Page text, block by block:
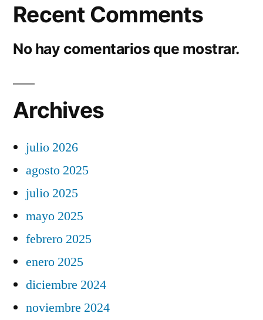
Recent Comments
No hay comentarios que mostrar.
Archives
julio 2026
agosto 2025
julio 2025
mayo 2025
febrero 2025
enero 2025
diciembre 2024
noviembre 2024